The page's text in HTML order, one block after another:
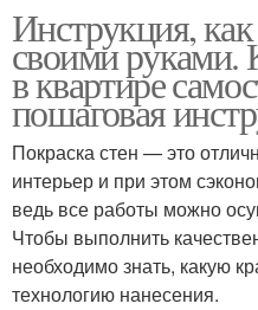
Инструкция,
своими руками.
в квартире
пошаговая
Покраска стен — это
интерьер и при этом
ведь все работы можно
Чтобы выполнить
необходимо знать, какую
технологию нанесения.